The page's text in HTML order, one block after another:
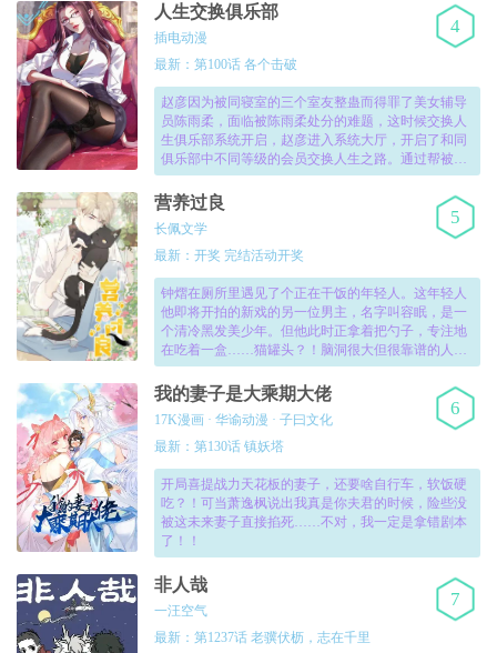
人生交换俱乐部
插电动漫
最新：第100话 各个击破
4
赵彦因为被同寝室的三个室友整蛊而得罪了美女辅导
员陈雨柔，面临被陈雨柔处分的难题，这时候交换人
生俱乐部系统开启，赵彦进入系统大厅，开启了和同
俱乐部中不同等级的会员交换人生之路。通过帮被交
换的人解决问题，完成梦想，赵彦不断获取积分，兑
换道具，强化体能，终于一步步走上了出任CEO，征
服白富美，名车豪宅的精彩人生。！
营养过良
长佩文学
最新：开奖 完结活动开奖
5
钟熠在厕所里遇见了个正在干饭的年轻人。这年轻人
他即将开拍的新戏的另一位男主，名字叫容眠，是一
个清冷黑发美少年。但他此时正拿着把勺子，专注地
在吃着一盒……猫罐头？！脑洞很大但很靠谱的人类
X只想干饭反射弧长小猫咪！
我的妻子是大乘期大佬
17K漫画 · 华谕动漫 · 子曰文化
最新：第130话 镇妖塔
6
开局喜提战力天花板的妻子，还要啥自行车，软饭硬
吃？！可当萧逸枫说出我真是你夫君的时候，险些没
被这未来妻子直接掐死……不对，我一定是拿错剧本
了！！
非人哉
一汪空气
最新：第1237话 老骥伏枥，志在千里
7